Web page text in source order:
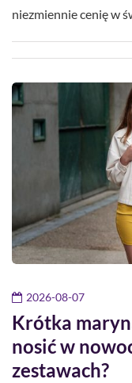
niezmiennie cenię w
2026-08-07
Krótka
nosić w
zestawach?